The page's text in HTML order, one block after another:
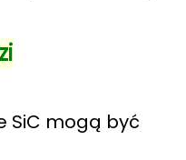
SiC mogą być